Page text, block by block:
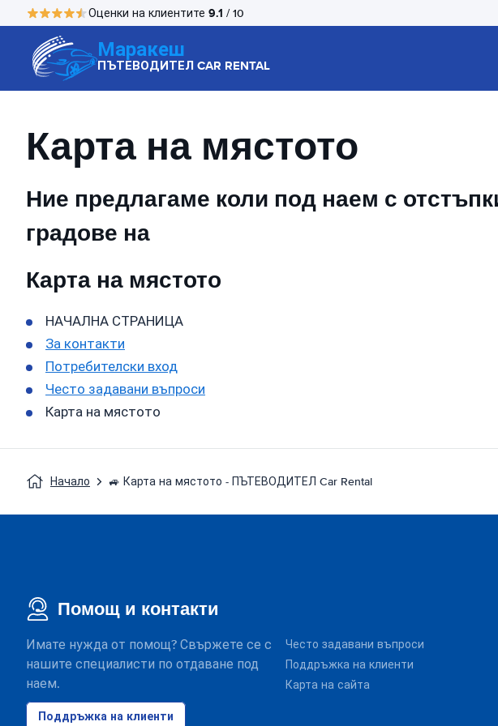
Оценки на клиентите 9.1 / 10
Маракеш
ПЪТЕВОДИТЕЛ CAR RENTAL
Карта на мястото
Ние предлагаме коли под наем с
градове на
Карта на мястото
НАЧАЛНА СТРАНИЦА
За контакти
Потребителски вход
Често задавани въпроси
Карта на мястото
Начало 🚙 Карта на мястото - ПЪТЕВОДИТЕЛ Car Rental
Помощ и контакти
Имате нужда от помощ? Свържете се с
нашите специалисти по отдаване под
наем.
Поддръжка на клиенти
Често задавани въпроси
Поддръжка на клиенти
Карта на сайта